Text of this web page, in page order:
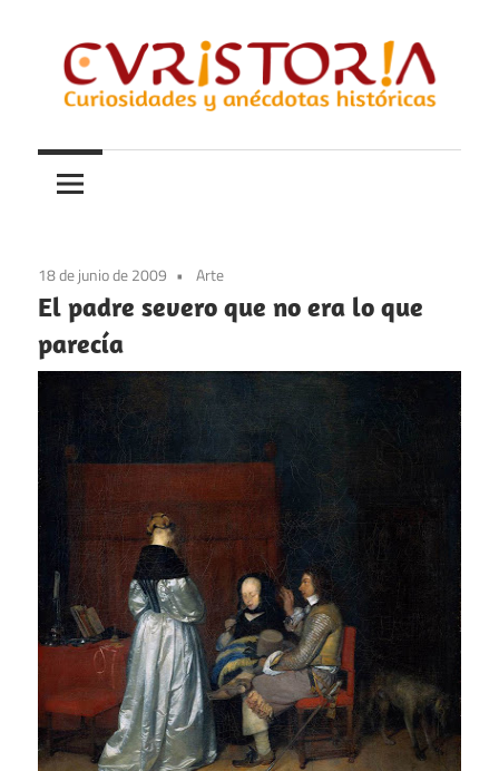
contenido
Curistoria
y
anécdotas
historia
18 de junio de 2009 Arte
El padre severo que no era lo que
parecía